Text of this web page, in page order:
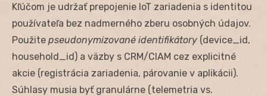
Kľúčom je udržať prepojenie IoT zariadenia s identitou
používateľa bez nadmerného zberu osobných údajov.
Použite pseudonymizované identifikátory (device_id,
household_id) a väzby s CRM/CIAM cez explicitné
akcie (registrácia zariadenia, párovanie v aplikácii).
Súhlasy musia byť granulárne (telemetria vs.